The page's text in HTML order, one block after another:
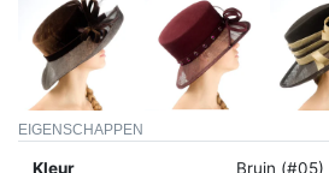
EIGENSCHAPPEN
Kleur Bruin (#05)